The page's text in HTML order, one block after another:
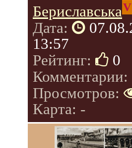
Бериславська
Дата:
13:57
Рейтинг:
0
Комментарии:
Просмотров:
Карта: -